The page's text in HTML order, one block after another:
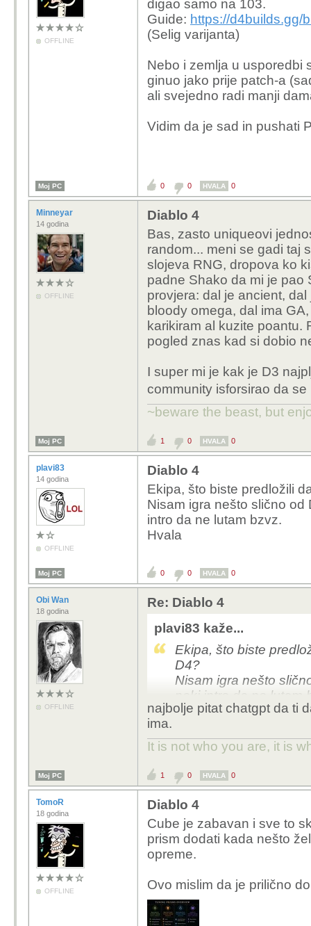
OFFLINE
digao samo na 103.
Guide: https://d4builds.gg/
(Selig varijanta)
Nebo i zemlja u usporedbi
ginuo jako prije patch-a
ali svejedno radi manji
Vidim da je sad in pushati
Moj PC 0 0 HVALA 0
Minneyar
14 godina
OFFLINE
Diablo 4
Bas, zasto uniqueovi
random... meni se gadi taj
slojeva RNG, dropova ko
padne Shako da mi je pao
provjera: dal je ancient,
bloody omega, dal ima
karikiram al kuzite poantu.
pogled znas kad si dobio
I super mi je kak je D3
community isforsirao da
~beware the beast, but
Moj PC 1 0 HVALA 0
plavi83
14 godina
OFFLINE
Diablo 4
Ekipa, što biste predložili
Nisam igra nešto slično od
intro da ne lutam bzvz.
Hvala
Moj PC 0 0 HVALA 0
Obi Wan
18 godina
OFFLINE
Re: Diablo 4
plavi83 kaže...
Ekipa, što biste
D4?
Nisam igra nešto
neki intro da ne lutam
Hvala
najbolje pitat chatgpt da ti
ima.
It is not who you are, it is
Moj PC 1 0 HVALA 0
TomoR
18 godina
OFFLINE
Diablo 4
Cube je zabavan i sve to
prism dodati kada nešto
opreme.
Ovo mislim da je prilično